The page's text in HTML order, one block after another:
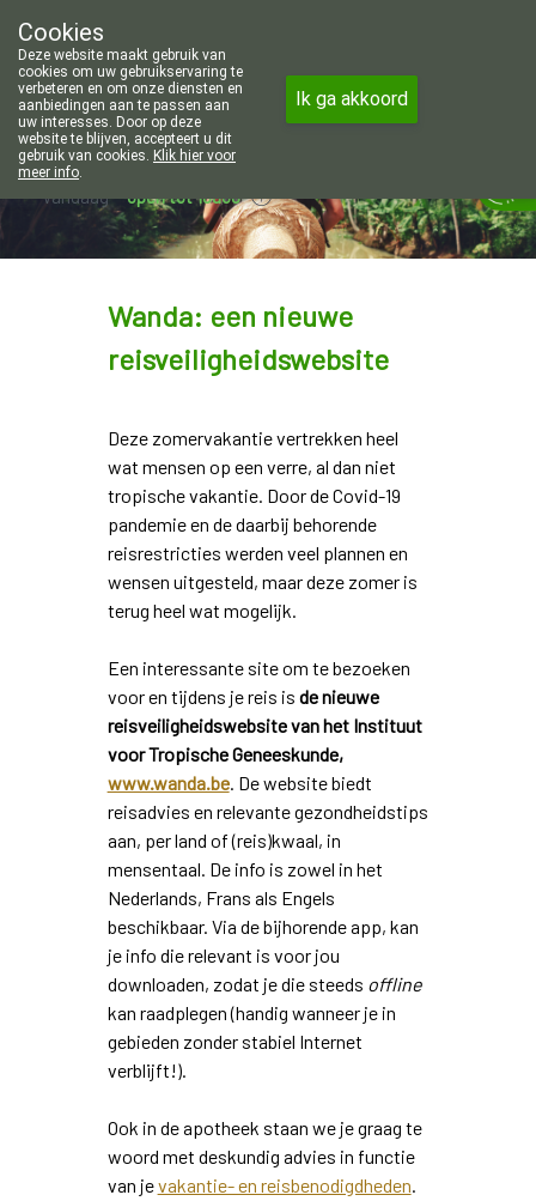
011/606002
Vandaag open tot 18u30
Wanda: een nieuwe
reisveiligheidswebsite
Deze zomervakantie vertrekken heel
wat mensen op een verre, al dan niet
tropische vakantie. Door de Covid-19
pandemie en de daarbij behorende
reisrestricties werden veel plannen en
wensen uitgesteld, maar deze zomer is
terug heel wat mogelijk.
Een interessante site om te bezoeken
voor en tijdens je reis is de nieuwe
reisveiligheidswebsite van het Instituut
voor Tropische Geneeskunde,
www.wanda.be. De website biedt
reisadvies en relevante gezondheidstips
aan, per land of (reis)kwaal, in
mensentaal. De info is zowel in het
Nederlands, Frans als Engels
beschikbaar. Via de bijhorende app, kan
je info die relevant is voor jou
downloaden, zodat je die steeds offline
kan raadplegen (handig wanneer je in
gebieden zonder stabiel Internet
verblijft!).
Ook in de apotheek staan we je graag te
woord met deskundig advies in functie
van jevakantie- en reisbenodigdheden.
Cookies
Deze website maakt gebruik van
cookies om uw gebruikservaring te
verbeteren en om onze diensten en
aanbiedingen aan te passen aan
uw interesses. Door op deze
website te blijven, accepteert u dit
gebruik van cookies. Klik hier voor
meer info.
Ik ga akkoord